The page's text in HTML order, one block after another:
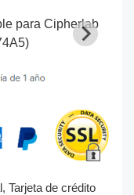
Tarjeta de crédito